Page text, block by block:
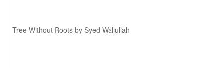
Tree Without Roots by Syed Waliullah